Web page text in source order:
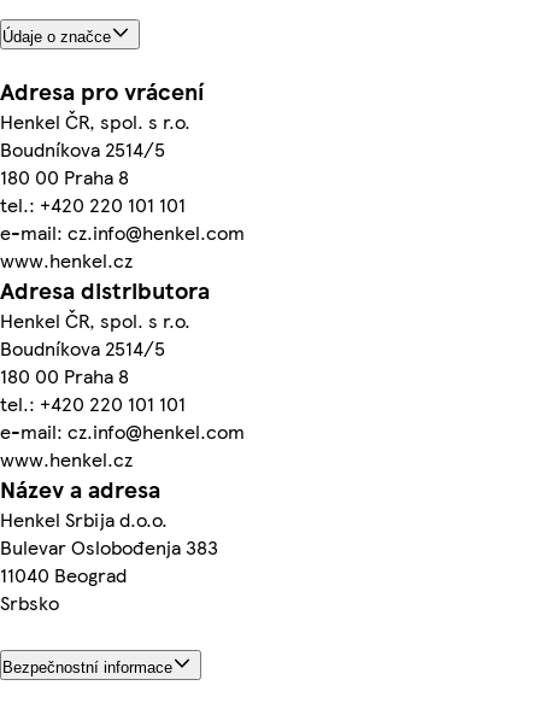
Údaje o značce
Adresa pro vrácení
Henkel ČR, spol. s r.o.
Boudníkova 2514/5
180 00 Praha 8
tel.: +420 220 101 101
e-mail: cz.info@henkel.com
www.henkel.cz
Adresa distributora
Henkel ČR, spol. s r.o.
Boudníkova 2514/5
180 00 Praha 8
tel.: +420 220 101 101
e-mail: cz.info@henkel.com
www.henkel.cz
Název a adresa
Henkel Srbija d.o.o.
Bulevar Oslobođenja 383
11040 Beograd
Srbsko
Bezpečnostní informace